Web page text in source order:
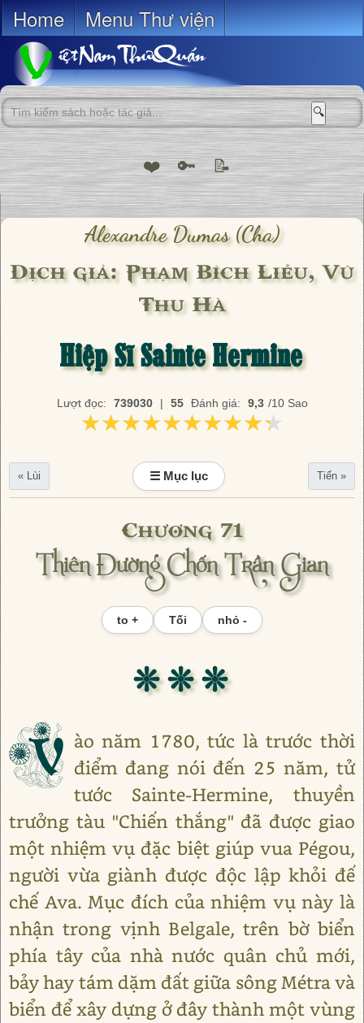
Home Menu Thư viện
🔍
❤️ 🔑 📝
Alexandre Dumas (cha)
Dịch giả: Phạm Bích Liễu, Vũ
Thu Hà
Hiệp Sĩ Sainte Hermine
Lượt đọc: 739030 | 55 Đánh giá: 9,3 /10 Sao
★★★★★★★★★★
★★★★★★★★★★
« Lùi ☰ Mục lục Tiến »
Chương 71
Thiên Đường Chốn Trần Gian
to + Tối nhỏ -
❊ ❊ ❊
V ào năm 1780, tức là trước thời
điểm đang nói đến 25 năm, tử
tước Sainte-Hermine, thuyền
trưởng tàu "Chiến thắng" đã được giao
một nhiệm vụ đặc biệt giúp vua Pégou,
người vừa giành được độc lập khỏi đế
chế Ava. Mục đích của nhiệm vụ này là
nhận trong vịnh Belgale, trên bờ biển
phía tây của nhà nước quân chủ mới,
bảy hay tám dặm đất giữa sông Métra và
biển để xây dựng ở đây thành một vùng